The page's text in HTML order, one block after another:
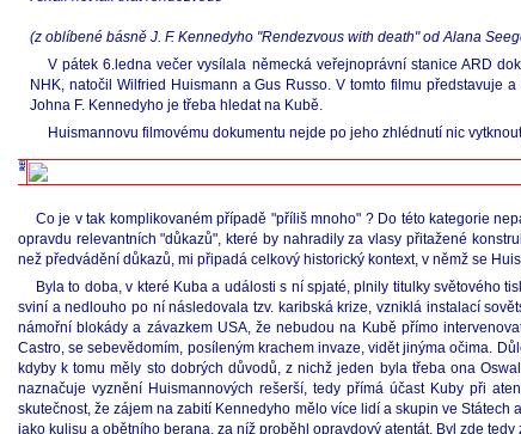
(z oblíbené básně J. F. Kennedyho "Rendezvous with death" od Alana
V pátek 6.ledna večer vysílala německá veřejnoprávní stanice ARD
NHK, natočil Wilfried Huismann a Gus Russo. V tomto filmu představuje
Johna F. Kennedyho je třeba hledat na Kubě.
Huismannovu filmovému dokumentu nejde po jeho zhlédnutí nic
Co je v tak komplikovaném případě "příliš mnoho" ? Do této kategorie
opravdu relevantních "důkazů", které by nahradily za vlasy přitažené
než předvádění důkazů, mi připadá celkový historický kontext, v němž se
Byla to doba, v které Kuba a události s ní spjaté, plnily titulky světového
sviní a nedlouho po ní následovala tzv. karibská krize, vzniklá instalací
námořní blokády a závazkem USA, že nebudou na Kubě přímo
Castro, se sebevědomím, posíleným krachem invaze, vidět jinýma očima.
kdyby k tomu měly sto dobrých důvodů, z nichž jeden byla třeba ona
naznačuje vyznění Huismannových rešerší, tedy přímá účast Kuby při
skutečnost, že zájem na zabití Kennedyho mělo více lidí a skupin ve
jako kulisu a obětního berana, za níž proběhl opravdový atentát. Byl zde